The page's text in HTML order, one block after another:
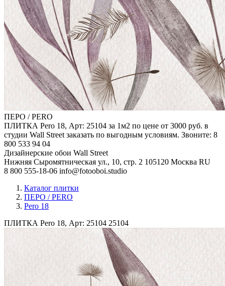
ПЕРО / PERO
ПЛИТКА Pero 18, Арт: 25104 за 1м2 по цене от 3000 руб. в
студии Wall Street заказать по выгодным условиям. Звоните: 8
800 533 94 04
Дизайнерские обои Wall Street
Нижняя Сыромятническая ул., 10, стр. 2 105120 Москва RU
8 800 555-18-06 info@fotooboi.studio
Каталог плитки
ПЕРО / PERO
Pero 18
ПЛИТКА Pero 18, Арт: 25104 25104